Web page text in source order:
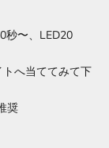
秒〜、LED20
へ当ててみて下
奨